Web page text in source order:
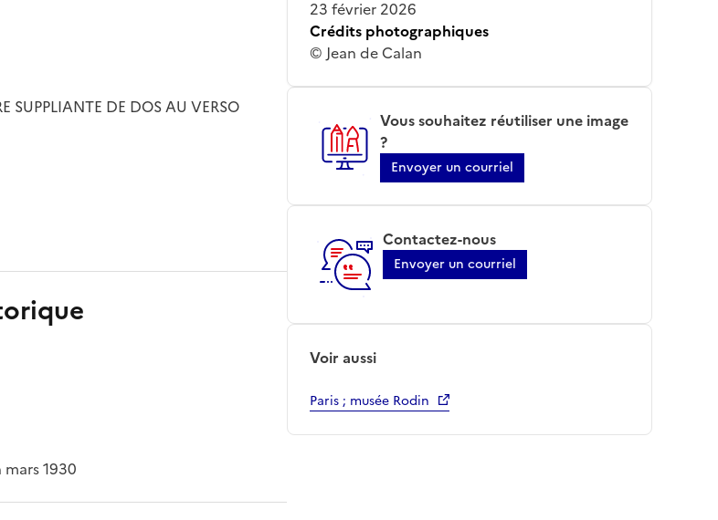
SUPPLIANTE DE DOS AU VERSO
1930
23 février 2026
Crédits photographiques
© Jean de Calan
Vous souhaitez réutiliser une image
?
Envoyer un courriel
Contactez-nous
Envoyer un courriel
Voir aussi
Paris ; musée Rodin